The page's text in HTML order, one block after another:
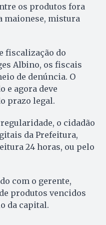
os produtos fora
maionese, mistura
fiscalização do
Albino, os fiscais
de denúncia. O
e agora deve
prazo legal.
o cidadão
da Prefeitura,
24 horas, ou pelo
com o gerente,
produtos vencidos
da capital.